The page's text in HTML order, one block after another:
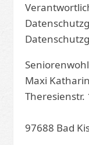
Seniorenwohl
Maxi
Theresienstr.
97688 Bad